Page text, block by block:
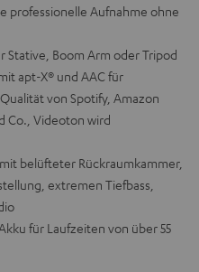
professionelle Aufnahme ohne
Boom Arm oder Tripod
apt-X® und AAC für
von Spotify, Amazon
Co., Videoton wird
belüfteter Rückraumkammer,
extremen Tiefbass,
für Laufzeiten von über 55